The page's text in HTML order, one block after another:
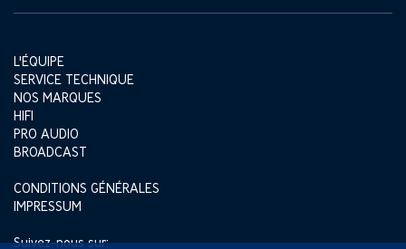
L'ÉQUIPE
SERVICE TECHNIQUE
NOS MARQUES
HIFI
PRO AUDIO
BROADCAST
CONDITIONS GÉNÉRALES
IMPRESSUM
Suivez-nous sur: